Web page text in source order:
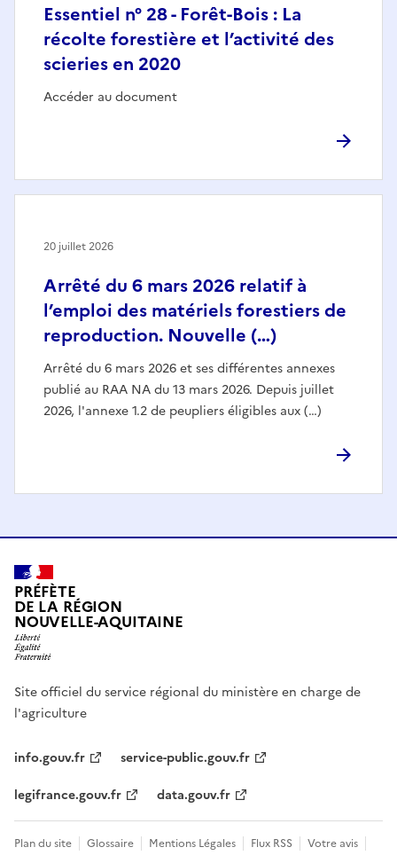
Essentiel n° 28 - Forêt-Bois : La
récolte forestière et l’activité des
scieries en 2020
Accéder au document
Arrêté du 6 mars 2026 relatif à
l’emploi des matériels forestiers de
reproduction. Nouvelle (…)
Arrêté du 6 mars 2026 et ses différentes annexes
publié au RAA NA du 13 mars 2026. Depuis juillet
2026, l'annexe 1.2 de peupliers éligibles aux (…)
20 juillet 2026
PRÉFÈTE
DE LA RÉGION
NOUVELLE-AQUITAINE
Site officiel du service régional du ministère en charge de
l'agriculture
info.gouv.fr
service-public.gouv.fr
legifrance.gouv.fr
data.gouv.fr
Plan du site Glossaire Mentions Légales Flux RSS Votre avis